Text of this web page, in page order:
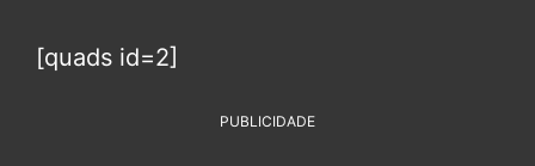
[quads id=2]
PUBLICIDADE